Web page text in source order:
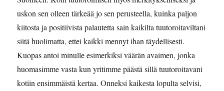
uskon sen olleen tärkeää jo sen perusteella, kuinka paljon
kiitosta ja positiivista palautetta sain kaikilta tuutoroitaviltani
siitä huolimatta, ettei kaikki mennyt ihan täydellisesti.
Kuopas antoi minulle esimerkiksi väärän avaimen, jonka
huomasimme vasta kun yritimme päästä sillä tuutoroitavani
kotiin ensimmäistä kertaa. Onneksi kaikesta lopulta selvisi,